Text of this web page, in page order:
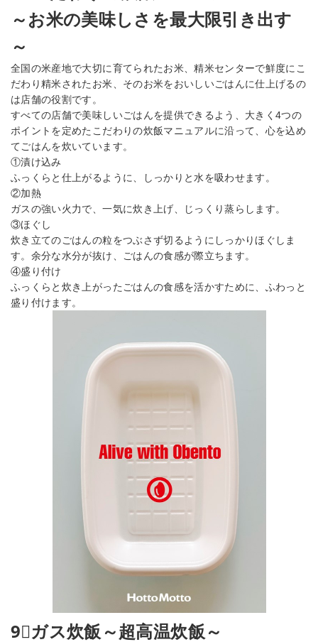
～お米の美味しさを最大限引き出す
～
全国の米産地で大切に育てられたお米、精米センターで鮮度にこ
だわり精米されたお米、そのお米をおいしいごはんに仕上げるの
は店舗の役割です。
すべての店舗で美味しいごはんを提供できるよう、大きく4つの
ポイントを定めたこだわりの炊飯マニュアルに沿って、心を込め
てごはんを炊いています。
①漬け込み
ふっくらと仕上がるように、しっかりと水を吸わせます。
②加熱
ガスの強い火力で、一気に炊き上げ、じっくり蒸らします。
③ほぐし
炊き立てのごはんの粒をつぶさず切るようにしっかりほぐしま
す。余分な水分が抜け、ごはんの食感が際立ちます。
④盛り付け
ふっくらと炊き上がったごはんの食感を活かすために、ふわっと
盛り付けます。
9⃣ガス炊飯～超高温炊飯～